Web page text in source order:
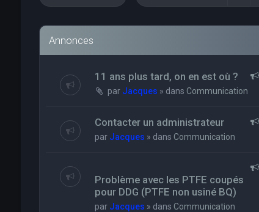
Annonces
11 ans plus tard, on en est où ?
par Jacques » dans Communication
Contacter un administrateur
par Jacques » dans Communication
Problème avec les PTFE coupés
pour DDG (PTFE non usiné BQ)
par Jacques » dans Communication